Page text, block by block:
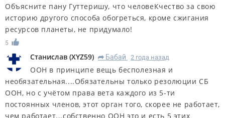
Объясните пану Гуттеришу, что человеКчество за свою
историю другого способа обогреться, кроме сжигания
ресурсов планеты, не придумало!
5
Станислав (XYZ59) R Бабай 2 года назад
ООН в принципе вещь бесполезная и
необязательная....Обязательны только резолюции СБ
ООН, но с учётом права вета каждого из 5-ти
постоянных членов, этот орган того, скорее не работает,
чем работает...собственно ООН это и есть 5 этих